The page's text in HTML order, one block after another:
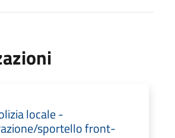
locale -
sportello front-